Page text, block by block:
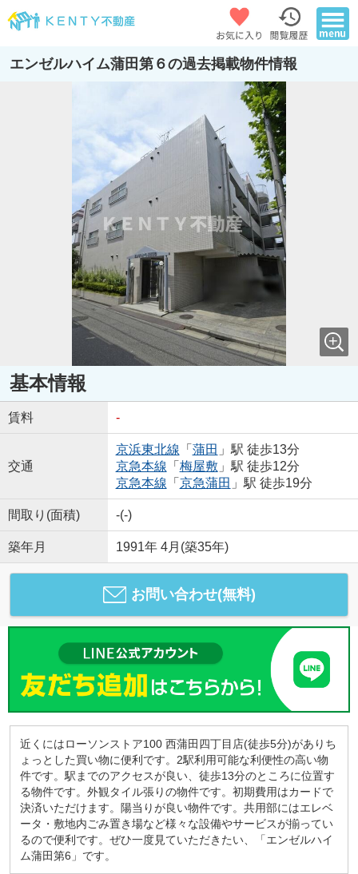
エンゼルハイム蒲田第６の過去掲載物件情報
基本情報
賃料 -
交通
京浜東北線 「 蒲田 」駅 徒歩13分
京急本線 「 梅屋敷 」駅 徒歩12分
京急本線 「 京急蒲田 」駅 徒歩19分
間取り(面積) -(-)
築年月 1991年 4月(築35年)
お問い合わせ(無料)
近くにはローソンストア100 西蒲田四丁目店(徒歩5分)がありち
ょっとした買い物に便利です。2駅利用可能な利便性の高い物
件です。駅までのアクセスが良い、徒歩13分のところに位置す
る物件です。外観タイル張りの物件です。初期費用はカードで
決済いただけます。陽当りが良い物件です。共用部にはエレベ
ータ・敷地内ごみ置き場など様々な設備やサービスが揃ってい
るので便利です。ぜひ一度見ていただきたい、「エンゼルハイ
ム蒲田第6」です。